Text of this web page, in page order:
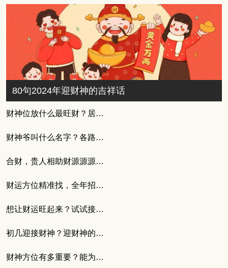
80句2024年迎财神的吉祥话
财神位放什么最旺财？居家财位摆放技巧分享
财神爷叫什么名字？各路财神名字与来历大全
合财，贵人相助财源源源不断
财运方位精准找，全年招财不费力
想让财运旺起来？试试接财神的四言八句
初几迎接财神？迎财神的正确步骤与必知注意事项
财神方位有多重要？能为自身增添招财运